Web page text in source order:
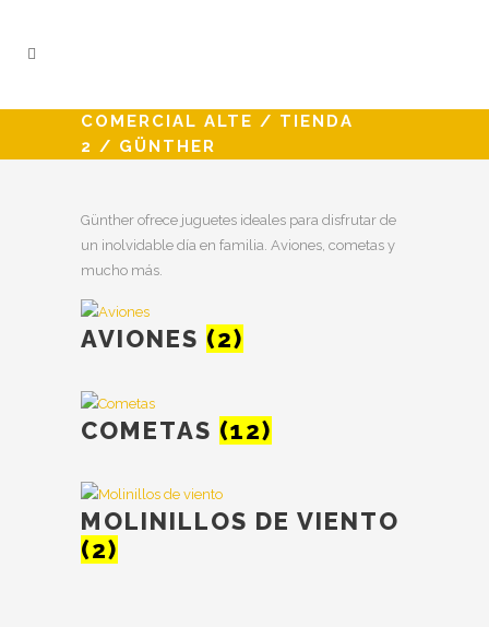
COMERCIAL ALTE / TIENDA
2 / GÜNTHER
Günther ofrece juguetes ideales para disfrutar de
un inolvidable día en familia. Aviones, cometas y
mucho más.
AVIONES (2)
COMETAS (12)
MOLINILLOS DE VIENTO
(2)